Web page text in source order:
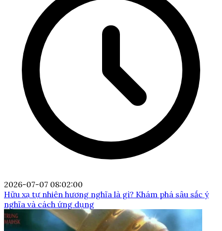
2026-07-07 08:02:00
Hữu xạ tự nhiên hương nghĩa là gì? Khám phá sâu sắc ý
nghĩa và cách ứng dụng